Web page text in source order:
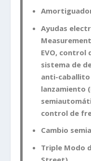
Ayudas
EVO, control
sistema de
anti-caballito
lanzamiento
control de
Cambio
Triple Modo